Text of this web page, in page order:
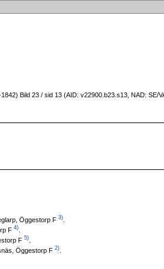
Bild 23 / sid 13 (AID: v22900.b23.s13, NAD: SE/
Öggestorp F 3)
F 4)
F 5)
Öggestorp F 2)